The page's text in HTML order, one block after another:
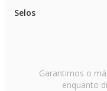
Selos
Garantimos o
enquanto